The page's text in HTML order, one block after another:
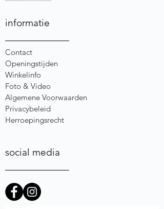
informatie
Contact
Openingstijden
Winkelinfo
Foto & Video
Algemene Voorwaarden
Privacybeleid
Herroepingsrecht
social media